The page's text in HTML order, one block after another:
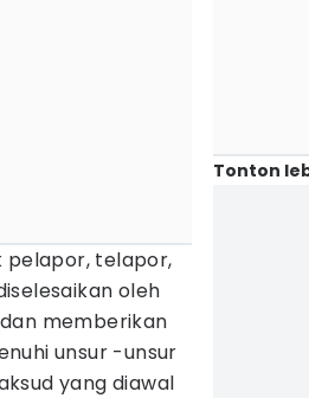
pelapor, telapor,
oleh
memberikan
unsur -unsur
yang diawal
Tonton